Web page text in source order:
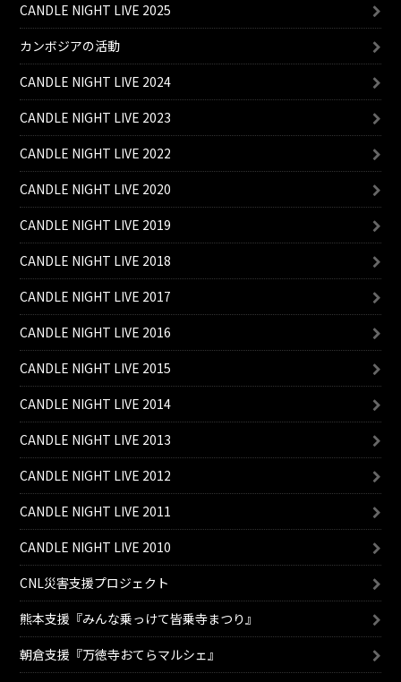
CANDLE NIGHT LIVE 2025
カンボジアの活動
CANDLE NIGHT LIVE 2024
CANDLE NIGHT LIVE 2023
CANDLE NIGHT LIVE 2022
CANDLE NIGHT LIVE 2020
CANDLE NIGHT LIVE 2019
CANDLE NIGHT LIVE 2018
CANDLE NIGHT LIVE 2017
CANDLE NIGHT LIVE 2016
CANDLE NIGHT LIVE 2015
CANDLE NIGHT LIVE 2014
CANDLE NIGHT LIVE 2013
CANDLE NIGHT LIVE 2012
CANDLE NIGHT LIVE 2011
CANDLE NIGHT LIVE 2010
CNL災害支援プロジェクト
熊本支援『みんな乗っけて皆乗寺まつり』
朝倉支援『万徳寺おてらマルシェ』